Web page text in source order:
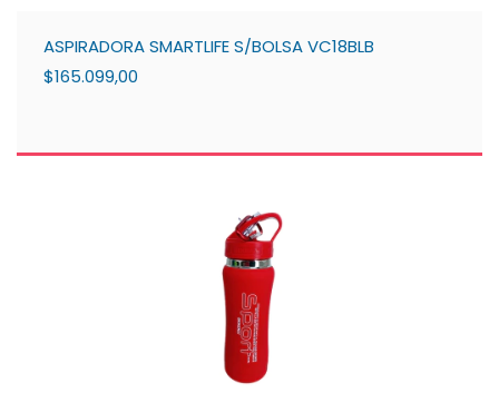
ASPIRADORA SMARTLIFE S/BOLSA VC18BLB
$165.099,00